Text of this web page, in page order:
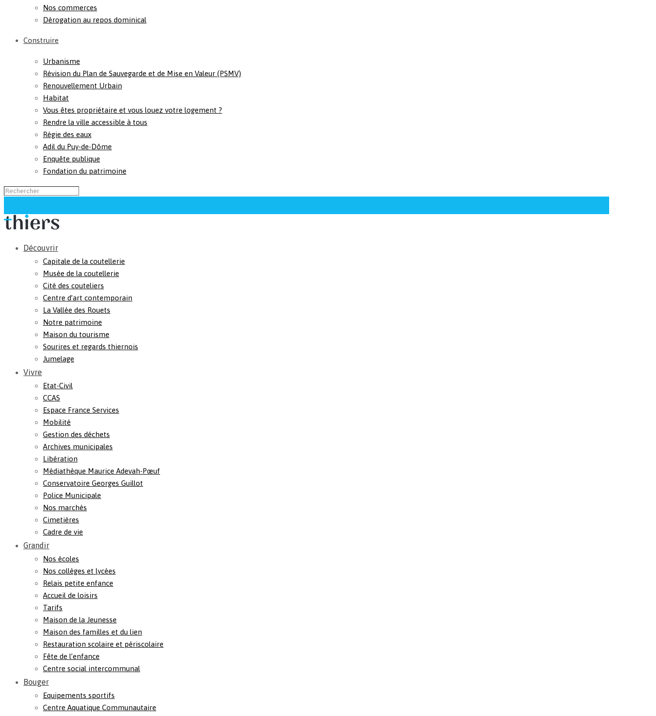
Nos commerces
Dérogation au repos dominical
Construire
Urbanisme
Révision du Plan de Sauvegarde et de Mise en Valeur (PSMV)
Renouvellement Urbain
Habitat
Vous êtes propriétaire et vous louez votre logement ?
Rendre la ville accessible à tous
Régie des eaux
Adil du Puy-de-Dôme
Enquête publique
Fondation du patrimoine
Découvrir
Capitale de la coutellerie
Musée de la coutellerie
Cité des couteliers
Centre d’art contemporain
La Vallée des Rouets
Notre patrimoine
Maison du tourisme
Sourires et regards thiernois
Jumelage
Vivre
Etat-Civil
CCAS
Espace France Services
Mobilité
Gestion des déchets
Archives municipales
Libération
Médiathèque Maurice Adevah-Pœuf
Conservatoire Georges Guillot
Police Municipale
Nos marchés
Cimetières
Cadre de vie
Grandir
Nos écoles
Nos collèges et lycées
Relais petite enfance
Accueil de loisirs
Tarifs
Maison de la Jeunesse
Maison des familles et du lien
Restauration scolaire et périscolaire
Fête de l’enfance
Centre social intercommunal
Bouger
Equipements sportifs
Centre Aquatique Communautaire